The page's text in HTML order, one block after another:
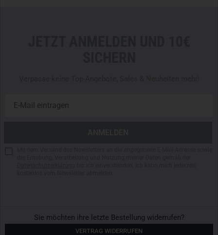
Sie möchten ihre letzte Bestellung widerrufen?
VERTRAG WIDERRUFEN